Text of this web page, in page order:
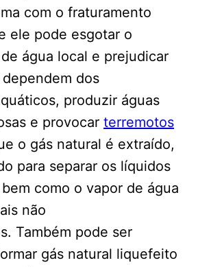
com o fraturamento
ele pode esgotar o
água local e prejudicar
dos
produzir águas
e provocar terremotos
o gás natural é extraído,
para separar os líquidos
como o vapor de água
não
Também pode ser
gás natural liquefeito